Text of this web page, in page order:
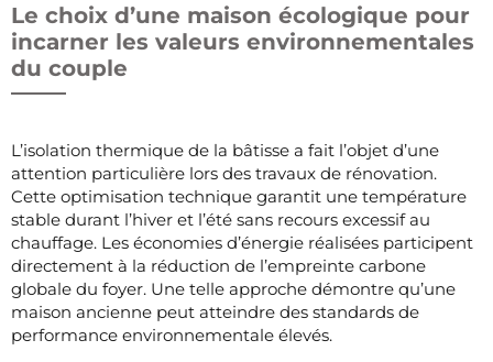
Le choix d’une maison écologique pour
incarner les valeurs environnementales
du couple
L’isolation thermique de la bâtisse a fait l’objet d’une
attention particulière lors des travaux de rénovation.
Cette optimisation technique garantit une température
stable durant l’hiver et l’été sans recours excessif au
chauffage. Les économies d’énergie réalisées participent
directement à la réduction de l’empreinte carbone
globale du foyer. Une telle approche démontre qu’une
maison ancienne peut atteindre des standards de
performance environnementale élevés.